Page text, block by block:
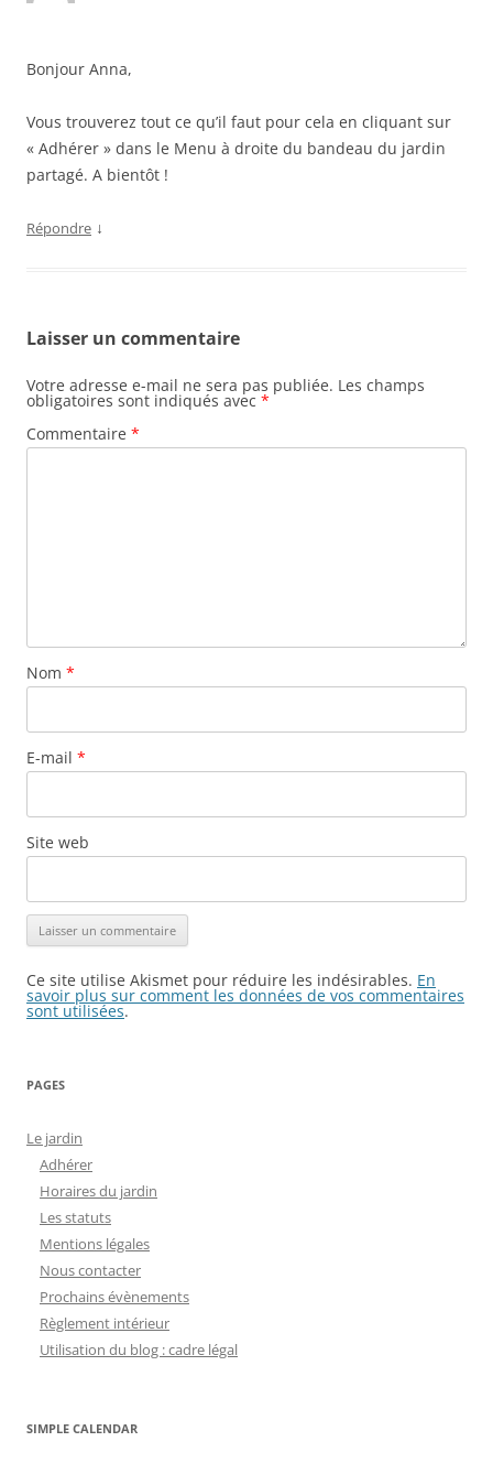
Bonjour Anna,
Vous trouverez tout ce qu’il faut pour cela en cliquant sur
« Adhérer » dans le Menu à droite du bandeau du jardin
partagé. A bientôt !
Répondre ↓
Laisser un commentaire
Votre adresse e-mail ne sera pas publiée. Les champs
obligatoires sont indiqués avec *
Commentaire *
Nom *
E-mail *
Site web
Ce site utilise Akismet pour réduire les indésirables. En
savoir plus sur comment les données de vos commentaires
sont utilisées.
PAGES
Le jardin
Adhérer
Horaires du jardin
Les statuts
Mentions légales
Nous contacter
Prochains évènements
Règlement intérieur
Utilisation du blog : cadre légal
SIMPLE CALENDAR